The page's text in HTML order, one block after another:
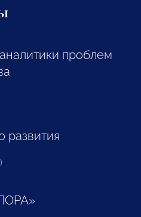
проблем
развития